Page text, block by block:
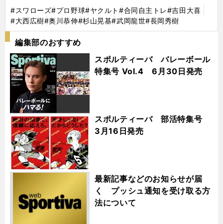
#スワローズ#プロ野球#ヤクルト #合同自主トレ#吉田大喜
#大西広樹#奥川恭伸#杉山晃基#武岡龍世#長岡秀樹
編集部のおすすめ
スポルティーバ バレーボール
特集号 Vol.4 6月30日発売
スポルティーバ 部活特集号
3月16日発売
最新記事などのお知らせが届
く プッシュ通知を受け取る方
法について